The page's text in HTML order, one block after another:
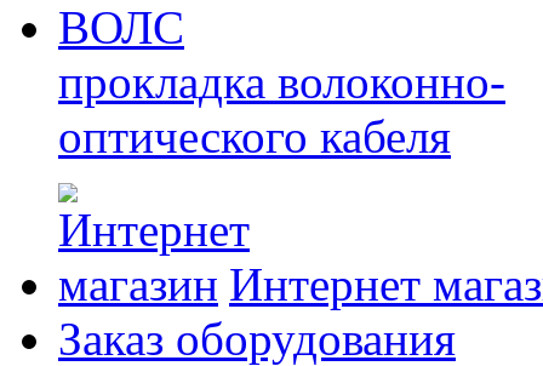
ВОЛС
прокладка волоконно-
оптического кабеля
Интернет
Заказ оборудования